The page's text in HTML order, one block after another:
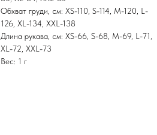
Обхват груди, см: XS-110, S-114, M-120, L-
126, XL-134, XXL-138
Длина рукава, см: XS-66, S-68, M-69, L-71,
XL-72, XXL-73
Вес: 1 г